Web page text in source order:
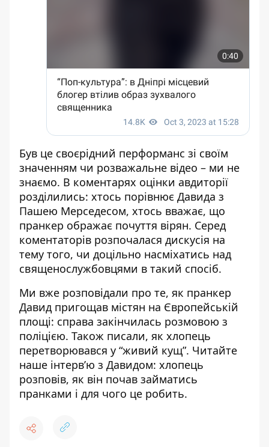
Був це своєрідний перформанс зі своїм
значенням чи розважальне відео – ми не
знаємо. В коментарях оцінки авдиторії
розділились: хтось порівнює Давида з
Пашею Мерседесом, хтось вважає, що
пранкер ображає почуття вірян. Серед
коментаторів розпочалася дискусія на
тему того, чи доцільно насміхатись над
священослужбовцями в такий спосіб.
Ми вже розповідали про те, як пранкер
Давид пригощав містян на Європейській
площі: справа закінчилась розмовою з
поліцією. Також писали, як хлопець
перетворювався у “живий кущ”. Читайте
наше інтерв’ю з Давидом: хлопець
розповів, як він почав займатись
пранками і для чого це робить.